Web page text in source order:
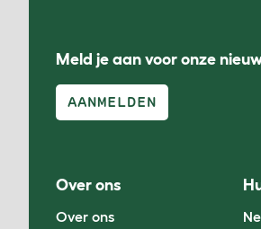
Meld je aan voor onze
AANMELDEN
Over ons
Over ons